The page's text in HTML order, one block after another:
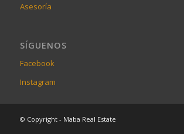
Asesoría
SÍGUENOS
Facebook
Instagram
© Copyright - Maba Real Estate